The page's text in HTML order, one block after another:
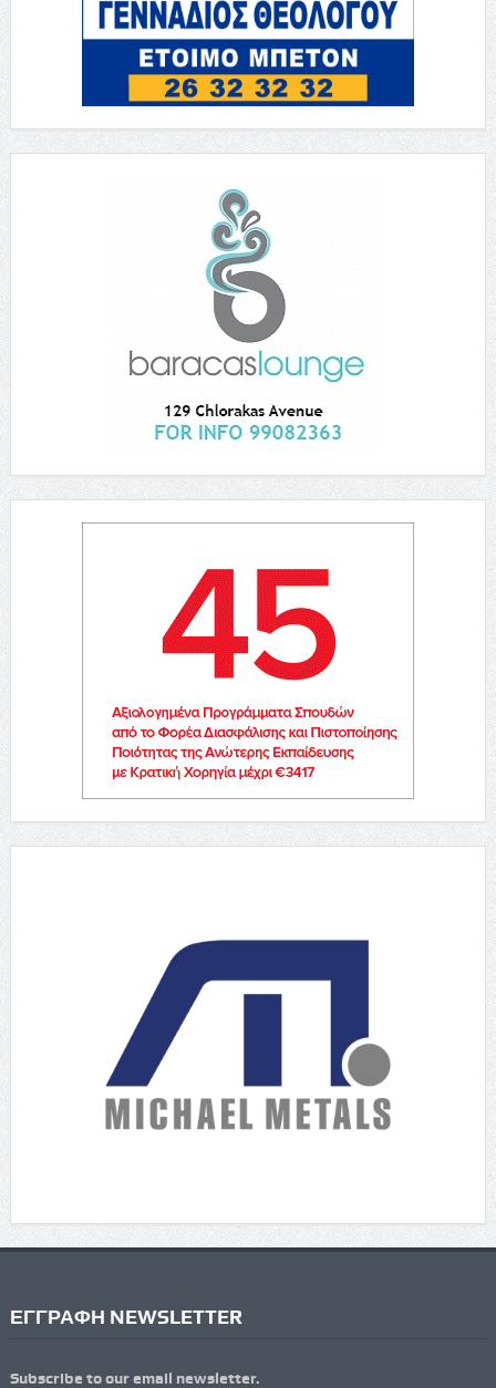
ΕΓΓΡΑΦΗ NEWSLETTER
Subscribe to our email newsletter.